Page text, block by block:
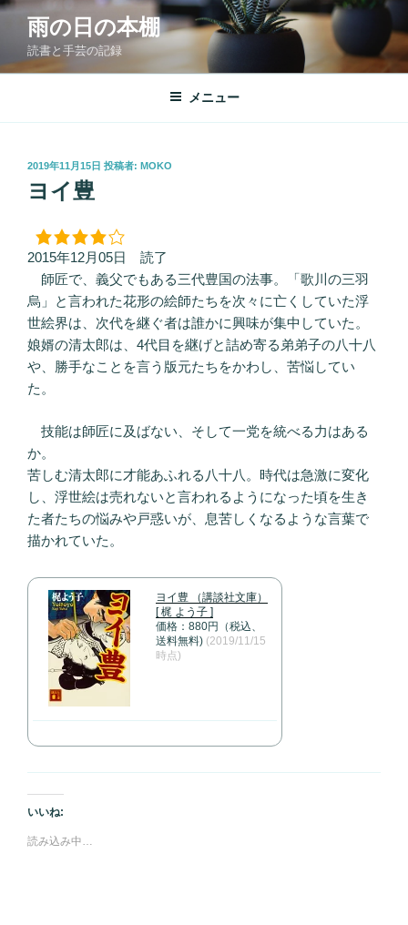
コ
ン
へ
雨の日の本棚
読書と手芸の記録
メニュー
投
稿
日:
2019年11月15日 投稿者: MOKO
ヨイ豊
2015年12月05日 読了
師匠で、義父でもある三代豊国の法事。「歌川の三羽
烏」と言われた花形の絵師たちを次々に亡くしていた浮
世絵界は、次代を継ぐ者は誰かに興味が集中していた。
娘婿の清太郎は、4代目を継げと詰め寄る弟弟子の八十八
や、勝手なことを言う版元たちをかわし、苦悩してい
た。
技能は師匠に及ばない、そして一党を統べる力はある
か。
苦しむ清太郎に才能あふれる八十八。時代は急激に変化
し、浮世絵は売れないと言われるようになった頃を生き
た者たちの悩みや戸惑いが、息苦しくなるような言葉で
描かれていた。
ヨイ豊 （講談社文庫）
[ 梶 よう子 ]
価格：880円（税込、
送料無料) (2019/11/15
時点)
いいね:
読み込み中…